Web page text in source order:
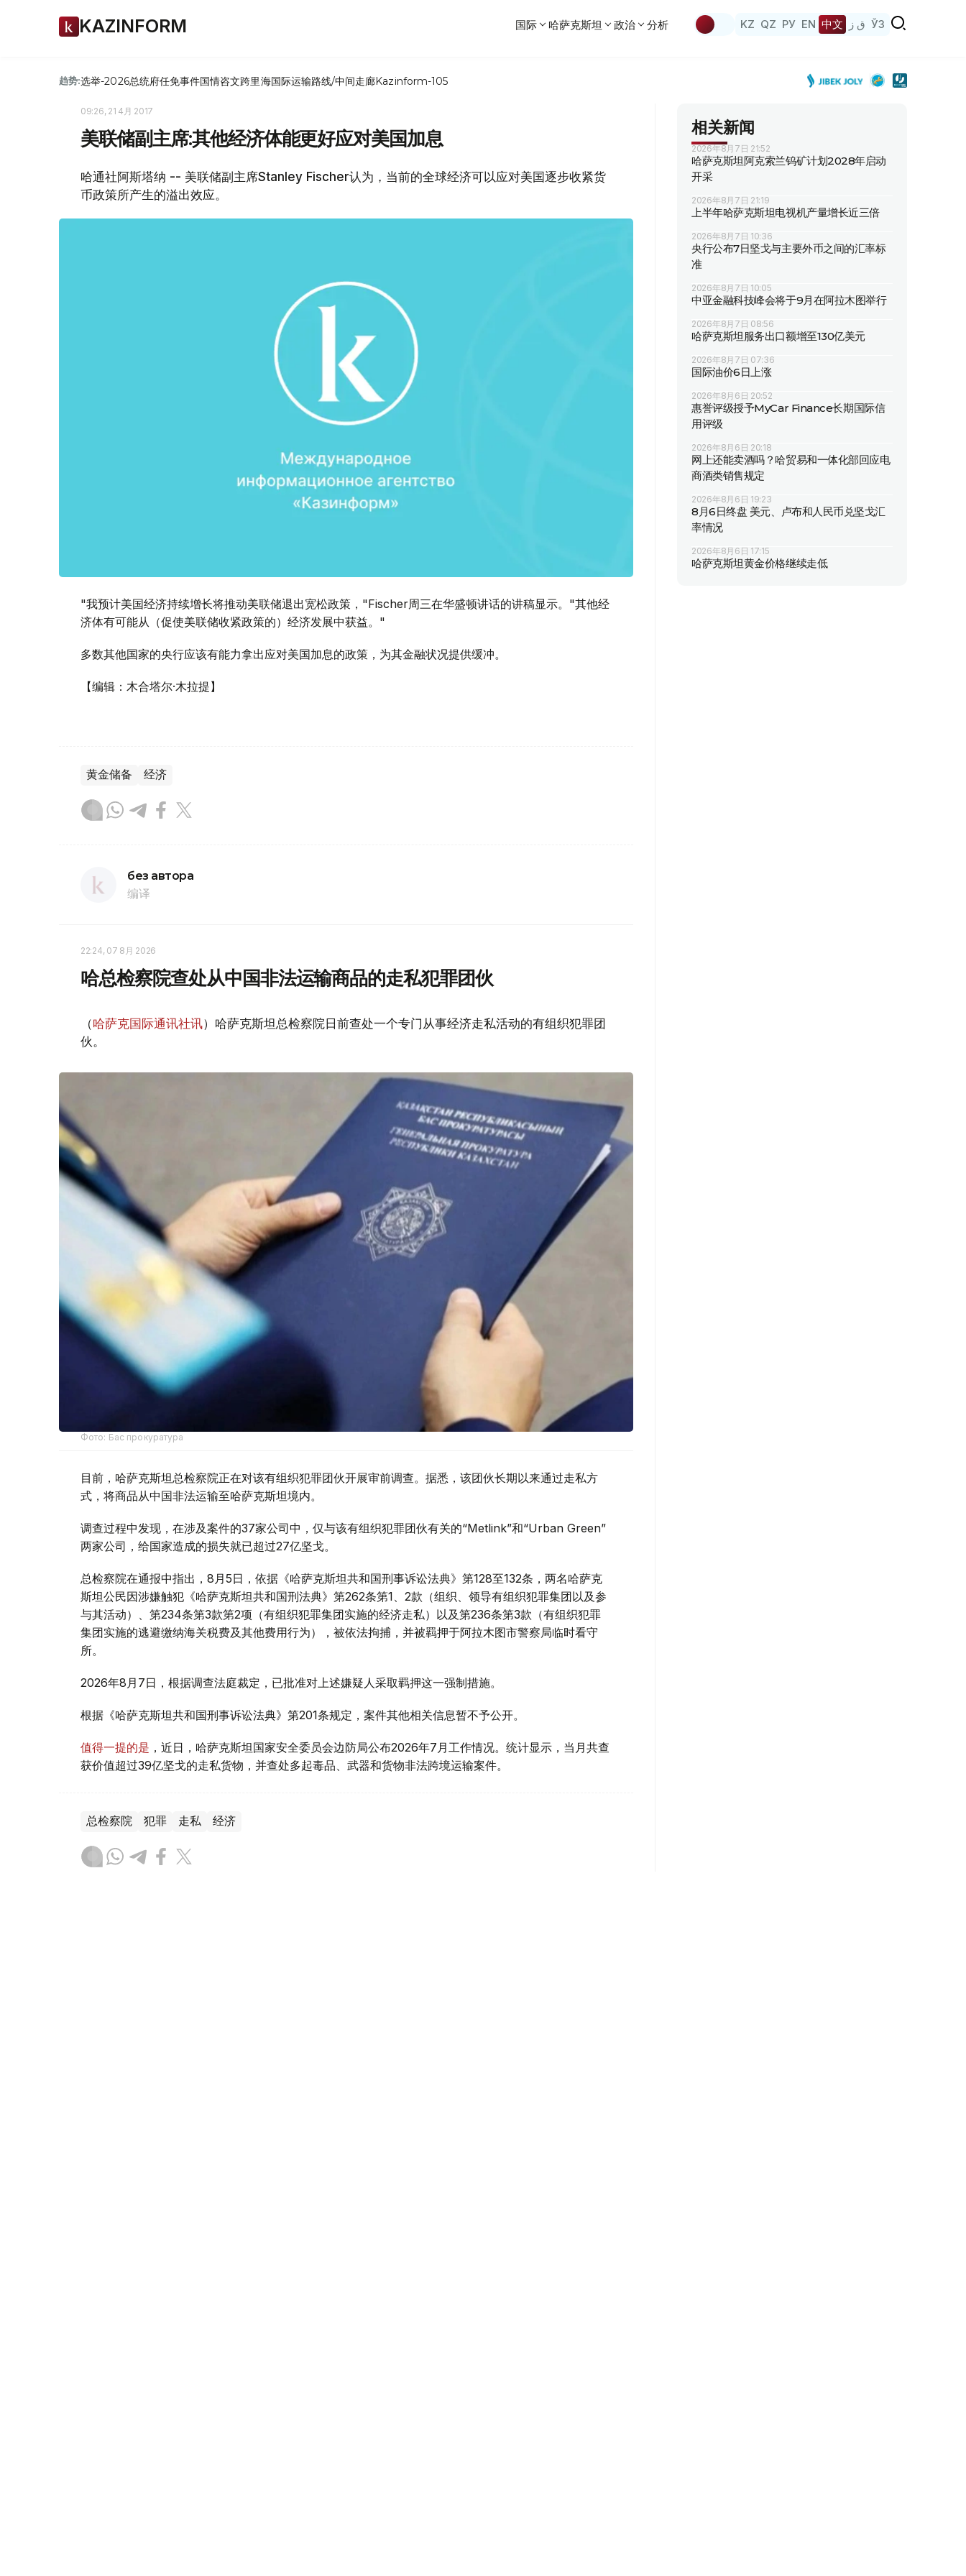
KAZINFORM 国际 哈萨克斯坦 政治 分析 KZ QZ РУ EN 中文 ق ز ЎЗ
趋势:选举-2026总统府任免事件国情咨文跨里海国际运输路线/中间走廊Kazinform-105
09:26, 21 4月 2017
美联储副主席:其他经济体能更好应对美国加息
哈通社阿斯塔纳 -- 美联储副主席Stanley Fischer认为，当前的全球经济可以应对美国逐步收紧货
币政策所产生的溢出效应。
"我预计美国经济持续增长将推动美联储退出宽松政策，"Fischer周三在华盛顿讲话的讲稿显示。"其他经
济体有可能从（促使美联储收紧政策的）经济发展中获益。"
多数其他国家的央行应该有能力拿出应对美国加息的政策，为其金融状况提供缓冲。
【编辑：木合塔尔·木拉提】
黄金储备 经济
без автора
编译
22:24, 07 8月 2026
哈总检察院查处从中国非法运输商品的走私犯罪团伙
（哈萨克国际通讯社讯）哈萨克斯坦总检察院日前查处一个专门从事经济走私活动的有组织犯罪团
伙。
Фото: Бас прокуратура
目前，哈萨克斯坦总检察院正在对该有组织犯罪团伙开展审前调查。据悉，该团伙长期以来通过走私方
式，将商品从中国非法运输至哈萨克斯坦境内。
调查过程中发现，在涉及案件的37家公司中，仅与该有组织犯罪团伙有关的“Metlink”和“Urban Green”
两家公司，给国家造成的损失就已超过27亿坚戈。
总检察院在通报中指出，8月5日，依据《哈萨克斯坦共和国刑事诉讼法典》第128至132条，两名哈萨克
斯坦公民因涉嫌触犯《哈萨克斯坦共和国刑法典》第262条第1、2款（组织、领导有组织犯罪集团以及参
与其活动）、第234条第3款第2项（有组织犯罪集团实施的经济走私）以及第236条第3款（有组织犯罪
集团实施的逃避缴纳海关税费及其他费用行为），被依法拘捕，并被羁押于阿拉木图市警察局临时看守
所。
2026年8月7日，根据调查法庭裁定，已批准对上述嫌疑人采取羁押这一强制措施。
根据《哈萨克斯坦共和国刑事诉讼法典》第201条规定，案件其他相关信息暂不予公开。
值得一提的是 ，近日，哈萨克斯坦国家安全委员会边防局公布2026年7月工作情况。统计显示，当月共查
获价值超过39亿坚戈的走私货物，并查处多起毒品、武器和货物非法跨境运输案件。
总检察院 犯罪 走私 经济
相关新闻
2026年8月7日 21:52
哈萨克斯坦阿克索兰钨矿计划2028年启动
开采
2026年8月7日 21:19
上半年哈萨克斯坦电视机产量增长近三倍
2026年8月7日 10:36
央行公布7日坚戈与主要外币之间的汇率标
准
2026年8月7日 10:05
中亚金融科技峰会将于9月在阿拉木图举行
2026年8月7日 08:56
哈萨克斯坦服务出口额增至130亿美元
2026年8月7日 07:36
国际油价6日上涨
2026年8月6日 20:52
惠誉评级授予MyCar Finance长期国际信
用评级
2026年8月6日 20:18
网上还能卖酒吗？哈贸易和一体化部回应电
商酒类销售规定
2026年8月6日 19:23
8月6日终盘 美元、卢布和人民币兑坚戈汇
率情况
2026年8月6日 17:15
哈萨克斯坦黄金价格继续走低